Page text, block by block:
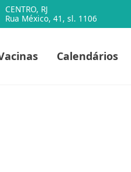
CENTRO, RJ
Rua México, 41, sl. 1106
Calendários